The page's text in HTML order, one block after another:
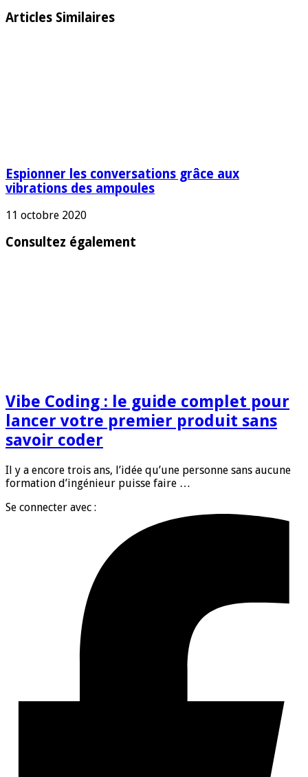
Articles Similaires
Espionner les conversations grâce aux
vibrations des ampoules
11 octobre 2020
Consultez également
Vibe Coding : le guide complet pour
lancer votre premier produit sans
savoir coder
Il y a encore trois ans, l’idée qu’une personne sans aucune
formation d’ingénieur puisse faire …
Se connecter avec :